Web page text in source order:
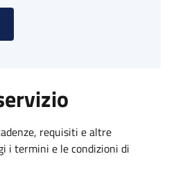
requisiti e altre
i termini e le condizioni di